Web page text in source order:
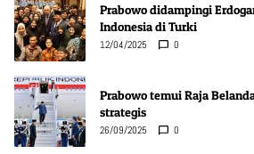
Prabowo didampingi
Indonesia di Turki
12/04/2025 0
Prabowo temui Raja
strategis
26/09/2025 0